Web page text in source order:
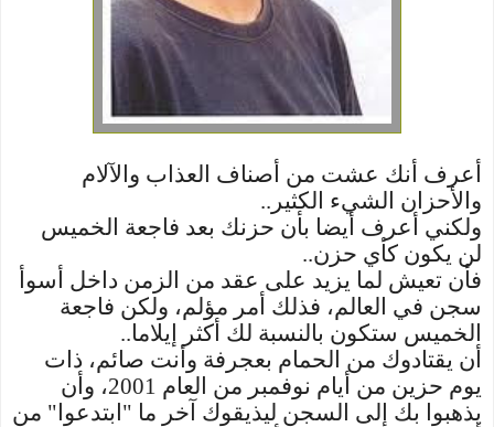
أعرف أنك عشت من أصناف العذاب والآلام
والأحزان الشيء الكثير..
ولكني أعرف أيضا بأن حزنك بعد فاجعة الخميس
لن يكون كأي حزن..
فأن تعيش لما يزيد على عقد من الزمن داخل أسوأ
سجن في العالم، فذلك أمر مؤلم، ولكن فاجعة
الخميس ستكون بالنسبة لك أكثر إيلاما..
أن يقتادوك من الحمام بعجرفة وأنت صائم، ذات
يوم حزين من أيام نوفمبر من العام 2001، وأن
يذهبوا بك إلى السجن ليذيقوك آخر ما "ابتدعوا" من